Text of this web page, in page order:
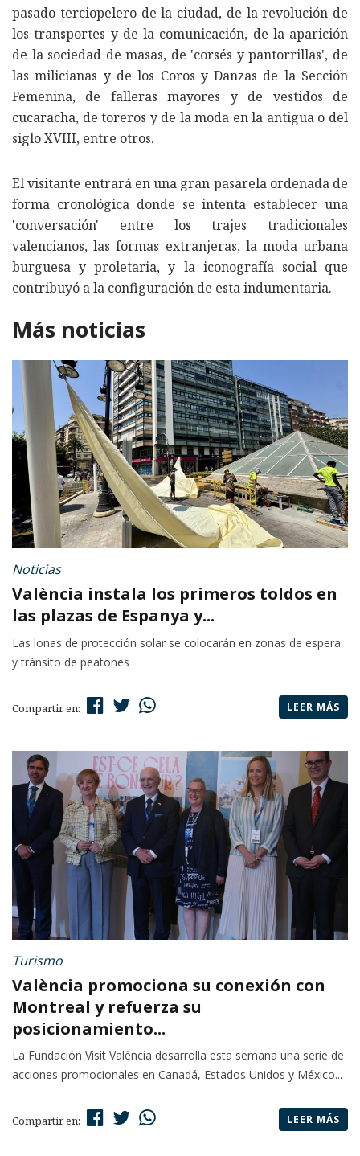
pasado terciopelero de la ciudad, de la revolución de
los transportes y de la comunicación, de la aparición
de la sociedad de masas, de 'corsés y pantorrillas', de
las milicianas y de los Coros y Danzas de la Sección
Femenina, de falleras mayores y de vestidos de
cucaracha, de toreros y de la moda en la antigua o del
siglo XVIII, entre otros.
El visitante entrará en una gran pasarela ordenada de
forma cronológica donde se intenta establecer una
'conversación' entre los trajes tradicionales
valencianos, las formas extranjeras, la moda urbana
burguesa y proletaria, y la iconografía social que
contribuyó a la configuración de esta indumentaria.
Más noticias
Noticias
València instala los primeros toldos en
las plazas de Espanya y...
Las lonas de protección solar se colocarán en zonas de espera
y tránsito de peatones
Compartir en: LEER MÁS
Turismo
València promociona su conexión con
Montreal y refuerza su
posicionamiento...
La Fundación Visit València desarrolla esta semana una serie de
acciones promocionales en Canadá, Estados Unidos y México...
Compartir en: LEER MÁS